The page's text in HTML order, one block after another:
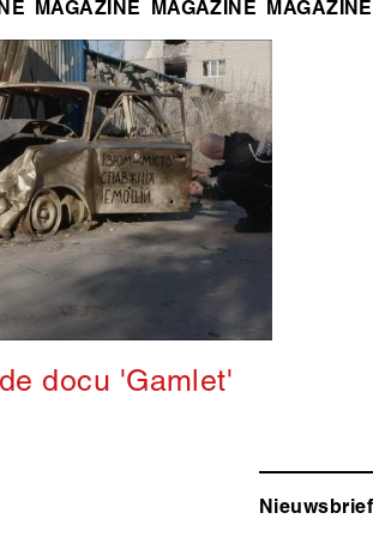
MAGAZINE MAGAZINE MAGAZINE
docu 'Gamlet'
Nieuwsbrief